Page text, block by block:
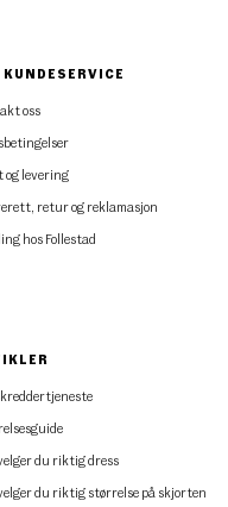
KUNDESERVICE
oss
og levering
retur og reklamasjon
hos Follestad
du riktig dress
du riktig størrelse på skjorten